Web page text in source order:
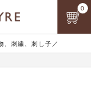
、刺繍、刺し子／
0